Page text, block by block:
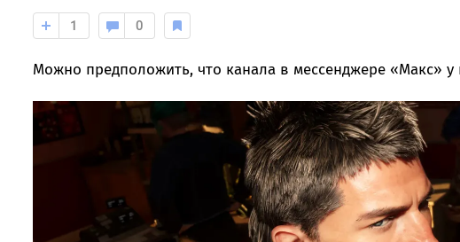
1 0
Можно предположить, что канала в мессенджере «Макс» у